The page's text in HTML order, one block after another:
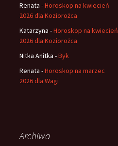
Renata -Horoskop na kwiecień
2026 dla Koziorożca
Katarzyna -Horoskop na kwiecień
2026 dla Koziorożca
Nitka Anitka -Byk
Renata -Horoskop na marzec
2026 dla Wagi
Archiwa